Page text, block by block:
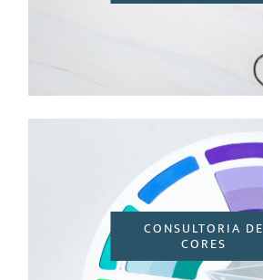
CONSULTORIA DE
CORES